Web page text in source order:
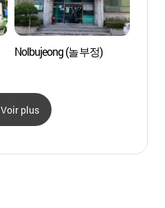
Nolbujeong (놀부정)
Voir plus